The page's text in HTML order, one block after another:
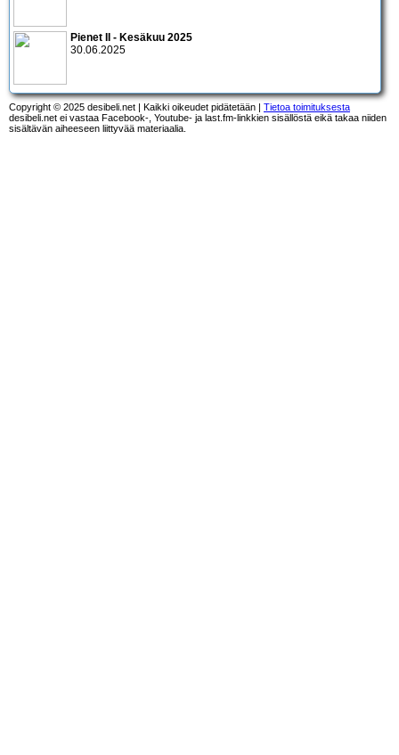
Pienet II - Kesäkuu 2025
30.06.2025
Copyright © 2025 desibeli.net | Kaikki oikeudet pidätetään | Tietoa toimituksesta
desibeli.net ei vastaa Facebook-, Youtube- ja last.fm-linkkien sisällöstä eikä takaa niiden
sisältävän aiheeseen liittyvää materiaalia.